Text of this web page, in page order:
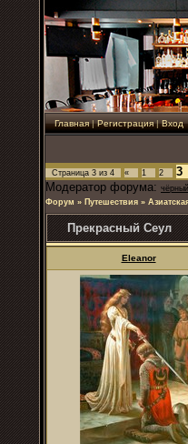
Главная|Регистрация|Вход
Страница 3 из 4 « 1 2 3
Модератор форума:
Форум » Путешествия »
Прекрасный Сеул
Eleanor